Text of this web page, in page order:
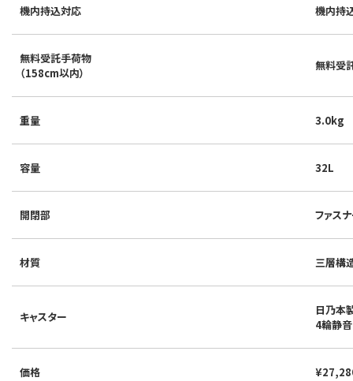
機内持込対応 機内持
無料受託手荷物
（158cm以内）
無料受
重量 3.0kg
容量 32L
開閉部 ファス
材質 三層構
キャスター
日乃本
4輪静
価格